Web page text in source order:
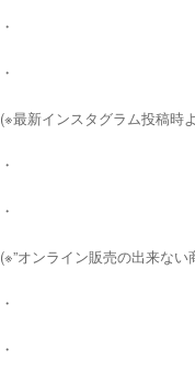
・
・
(※最新インスタグラム投稿時
・
・
(※”オンライン販売の出来ない
・
・